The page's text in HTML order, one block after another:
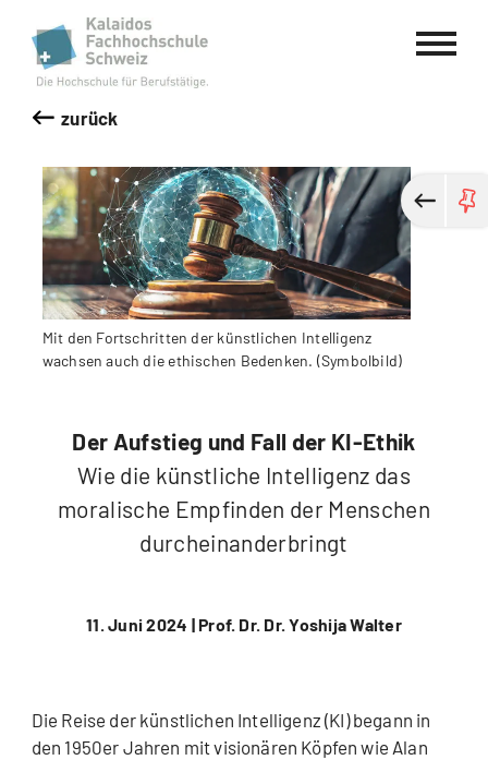
Kalaidos Fachhochschule Schweiz
zurück
Mit den Fortschritten der künstlichen Intelligenz
wachsen auch die ethischen Bedenken. (Symbolbild)
Der Aufstieg und Fall der KI-Ethik
Wie die künstliche Intelligenz das
moralische Empfinden der Menschen
durcheinanderbringt
11. Juni 2024 |Prof. Dr. Dr. Yoshija Walter
Die Reise der künstlichen Intelligenz (KI) begann in
den 1950er Jahren mit visionären Köpfen wie Alan